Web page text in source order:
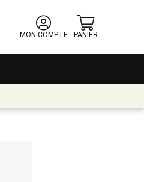
MON COMPTE
PANIER